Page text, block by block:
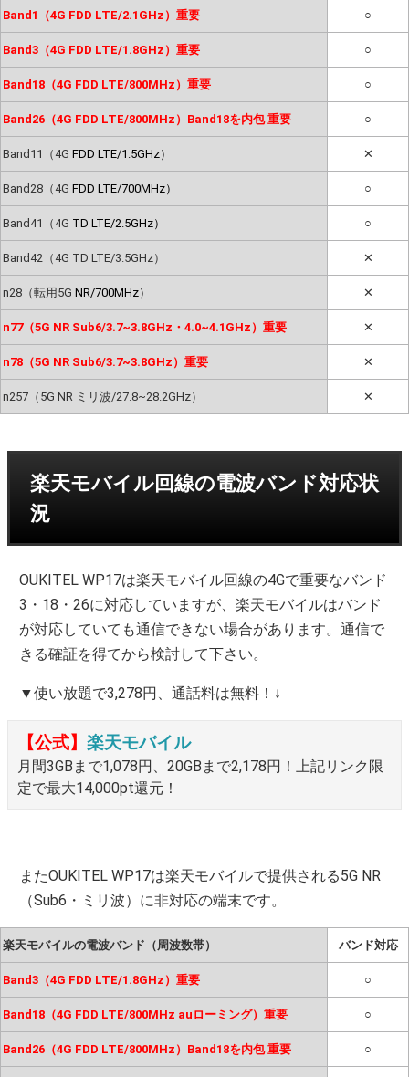
Band1（4G FDD LTE/2.1GHz）重要 ○
Band3（4G FDD LTE/1.8GHz）重要 ○
Band18（4G FDD LTE/800MHz）重要 ○
Band26（4G FDD LTE/800MHz）Band18を内包 重要 ○
Band11（4G FDD LTE/1.5GHz） ✕
Band28（4G FDD LTE/700MHz） ○
Band41（4G TD LTE/2.5GHz） ○
Band42（4G TD LTE/3.5GHz） ✕
n28（転用5G NR/700MHz） ✕
n77（5G NR Sub6/3.7~3.8GHz・4.0~4.1GHz）重要 ✕
n78（5G NR Sub6/3.7~3.8GHz）重要 ✕
n257（5G NR ミリ波/27.8~28.2GHz） ✕
楽天モバイル回線の電波バンド対応状
況
OUKITEL WP17は楽天モバイル回線の4Gで重要なバンド
3・18・26に対応していますが、楽天モバイルはバンド
が対応していても通信できない場合があります。通信で
きる確証を得てから検討して下さい。
▼使い放題で3,278円、通話料は無料！↓
【公式】 楽天モバイル
月間3GBまで1,078円、20GBまで2,178円！上記リンク限
定で最大14,000pt還元！
またOUKITEL WP17は楽天モバイルで提供される5G NR
（Sub6・ミリ波）に非対応の端末です。
楽天モバイルの電波バンド（周波数帯） バンド対応
Band3（4G FDD LTE/1.8GHz）重要 ○
Band18（4G FDD LTE/800MHz auローミング）重要 ○
Band26（4G FDD LTE/800MHz）Band18を内包 重要 ○